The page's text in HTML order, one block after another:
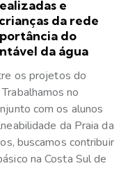
e
da rede
do
da água
os projetos do
Trabalhamos no
com os alunos
da Praia da
buscamos contribuir
na Costa Sul de